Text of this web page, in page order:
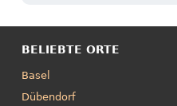
BELIEBTE ORTE
Basel
Dübendorf